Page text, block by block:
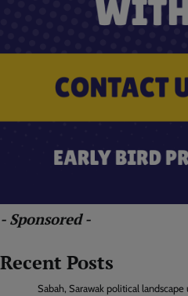
- Sponsored -
Recent Posts
Sabah, Sarawak political